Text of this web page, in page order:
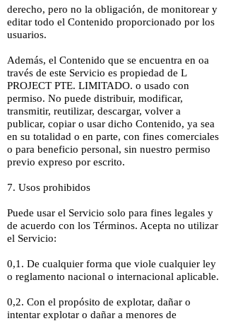
derecho, pero no la obligación, de monitorear y
editar todo el Contenido proporcionado por los
usuarios.
Además, el Contenido que se encuentra en oa
través de este Servicio es propiedad de L
PROJECT PTE. LIMITADO. o usado con
permiso. No puede distribuir, modificar,
transmitir, reutilizar, descargar, volver a
publicar, copiar o usar dicho Contenido, ya sea
en su totalidad o en parte, con fines comerciales
o para beneficio personal, sin nuestro permiso
previo expreso por escrito.
7. Usos prohibidos
Puede usar el Servicio solo para fines legales y
de acuerdo con los Términos. Acepta no utilizar
el Servicio:
0,1. De cualquier forma que viole cualquier ley
o reglamento nacional o internacional aplicable.
0,2. Con el propósito de explotar, dañar o
intentar explotar o dañar a menores de